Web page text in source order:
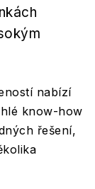
nabízí
know-how
řešení,